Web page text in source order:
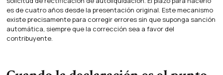
es de cuatro años desde la presentación original. Este mecanismo
existe precisamente para corregir errores sin que suponga sanción
automática, siempre que la corrección sea a favor del
contribuyente.